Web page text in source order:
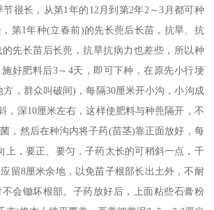
很长，从第1年的12月到第2年2～3月都可种
第1年种(立春前)的先长蔸后长苗，抗旱、抗
先长苗后长蔸，抗旱抗病力也差些，所以种
好肥料后3～4天，即可下种，在原先小行埂
，群众叫破间)，每隔30厘米开小沟，小沟成
，深10厘米左右，这样使肥料与种蔸隔开，不
，然后在种沟内将子药(苗茎)靠正面放好，每
上，要正、要匀，子药太长的可稍斜一点，千
留8厘米余地，以免苗子根部长出土外，不耐
会锄坏根部。子药放好后，上面粘些石膏粉